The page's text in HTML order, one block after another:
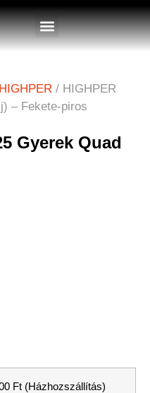
HIGHPER / HIGHPER
– Fekete-piros
Gyerek Quad
Ft (Házhozszállítás)